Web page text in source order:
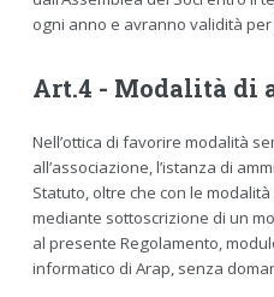
ogni anno e avranno validità per
Art.4 - Modalità di
Nell’ottica di favorire modalità
all’associazione, l’istanza di
Statuto, oltre che con le
mediante sottoscrizione di un
al presente Regolamento,
informatico di Arap, senza